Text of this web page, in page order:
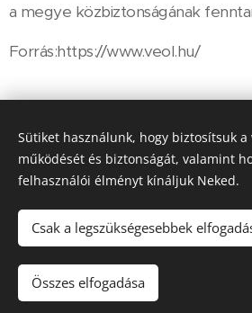
a megye közbiztonságának
Forrás:https://www.veol.hu/
© 2022 Veszprém Megyei Polgárőrségek
Készítette:Nagy Zoltán
Sütiket használunk, hogy biztosítsuk
működését és biztonságát, valamint
felhasználói élményt kínáljuk Neked.
Csak a legszükségesebbek
Összes elfogadása